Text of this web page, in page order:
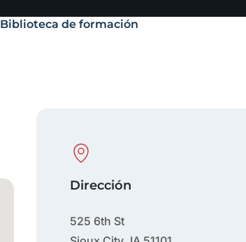
Biblioteca de formación
Physical
Dirección
525 6th St